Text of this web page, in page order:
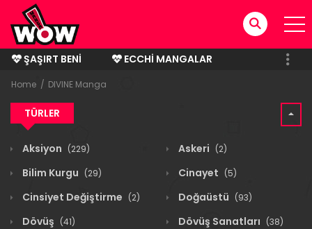
ŞAŞIRT BENI
ECCHI MANGALAR
BITMIŞ MANGALAR
Home DIVINE Manga
TÜRLER
Aksiyon (229) Askeri (2)
Bilim Kurgu (29) Cinayet (5)
Cinsiyet Değiştirme (2) Doğaüstü (93)
Dövüş (41) Dövüş Sanatları (38)